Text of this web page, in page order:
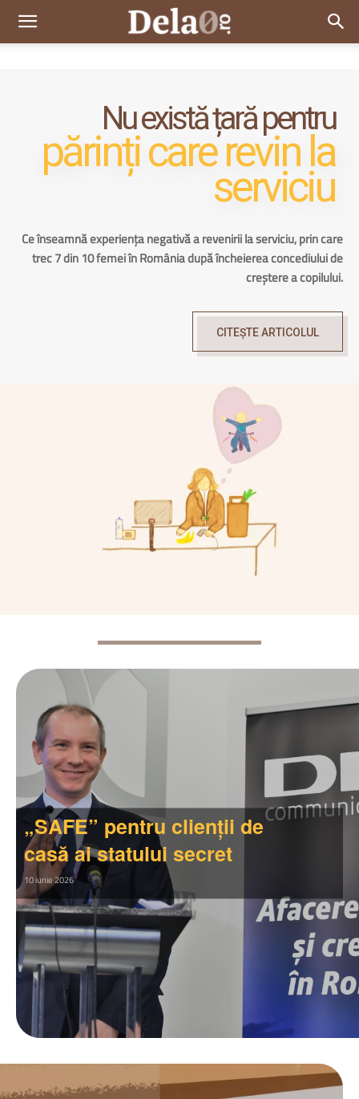
Dela0
Nu există țară pentru
părinți care revin la
serviciu
Ce înseamnă experiența negativă a revenirii la serviciu, prin care
trec 7 din 10 femei în România după încheierea concediului de
creștere a copilului.
CITEȘTE ARTICOLUL
„SAFE” pentru clienții de
casă ai statului secret
10 iunie 2026